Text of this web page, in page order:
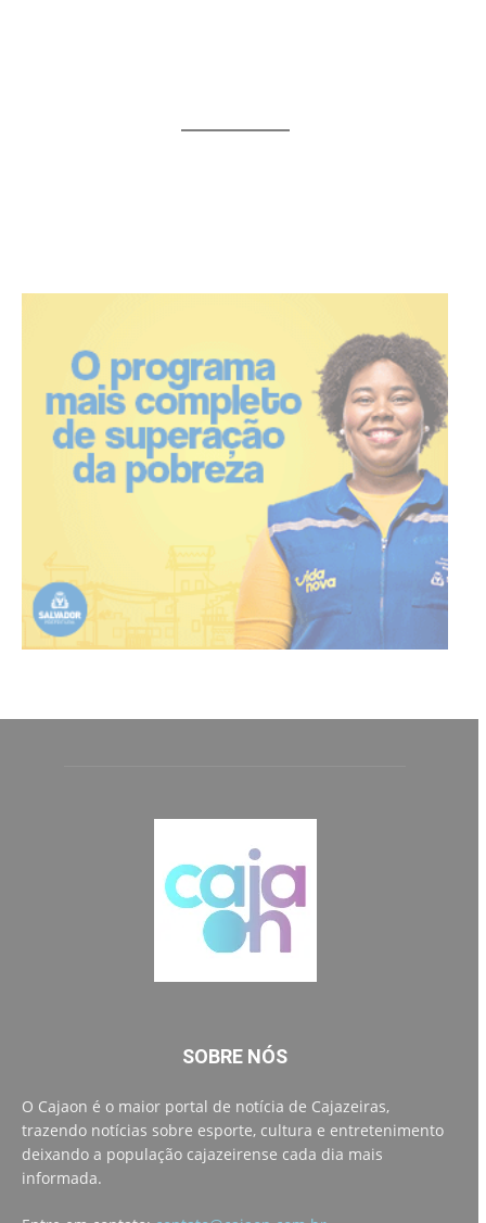
SOBRE NÓS
O Cajaon é o maior portal de notícia de Cajazeiras,
trazendo notícias sobre esporte, cultura e entretenimento
deixando a população cajazeirense cada dia mais
informada.